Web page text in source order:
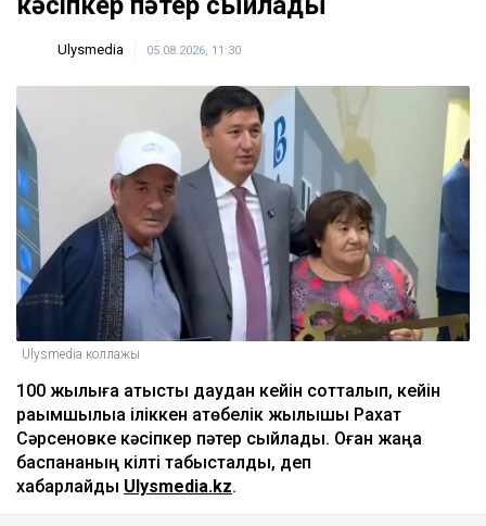
Ulysmedia 05.08.2026, 11:30
Ulysmedia коллажы
100 жылқыға қатысты даудан кейін сотталып, кейін
рақымшылыққа іліккен ақтөбелік жылқышы Рахат
Сәрсеновке кәсіпкер пәтер сыйлады. Оған жаңа
баспананың кілті табысталды, деп
хабарлайды Ulysmedia.kz.